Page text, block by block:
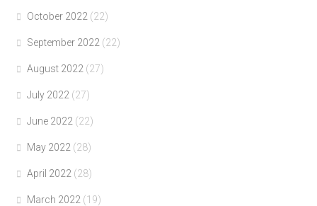
October 2022 (22)
September 2022 (22)
August 2022 (27)
July 2022 (27)
June 2022 (22)
May 2022 (28)
April 2022 (28)
March 2022 (19)